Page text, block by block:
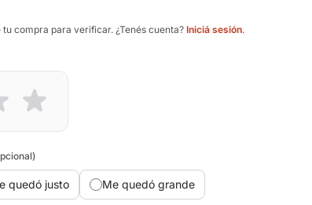
compra para verificar. ¿Tenés cuenta? Iniciá sesión.
quedó justo Me quedó grande